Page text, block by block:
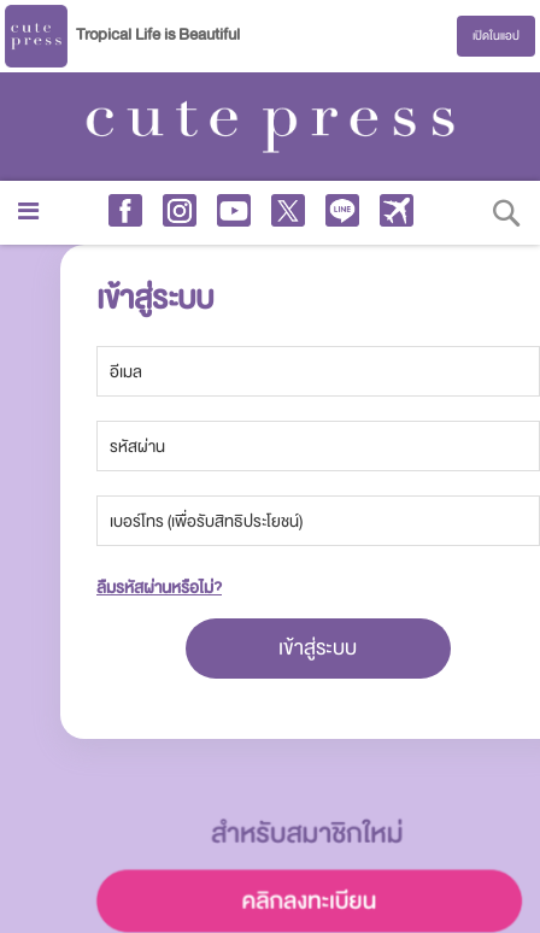
Tropical Life is Beautiful เปิดในแอป
เข้าสู่ระบบ
ลืมรหัสผ่านหรือไม่?
เข้าสู่ระบบ